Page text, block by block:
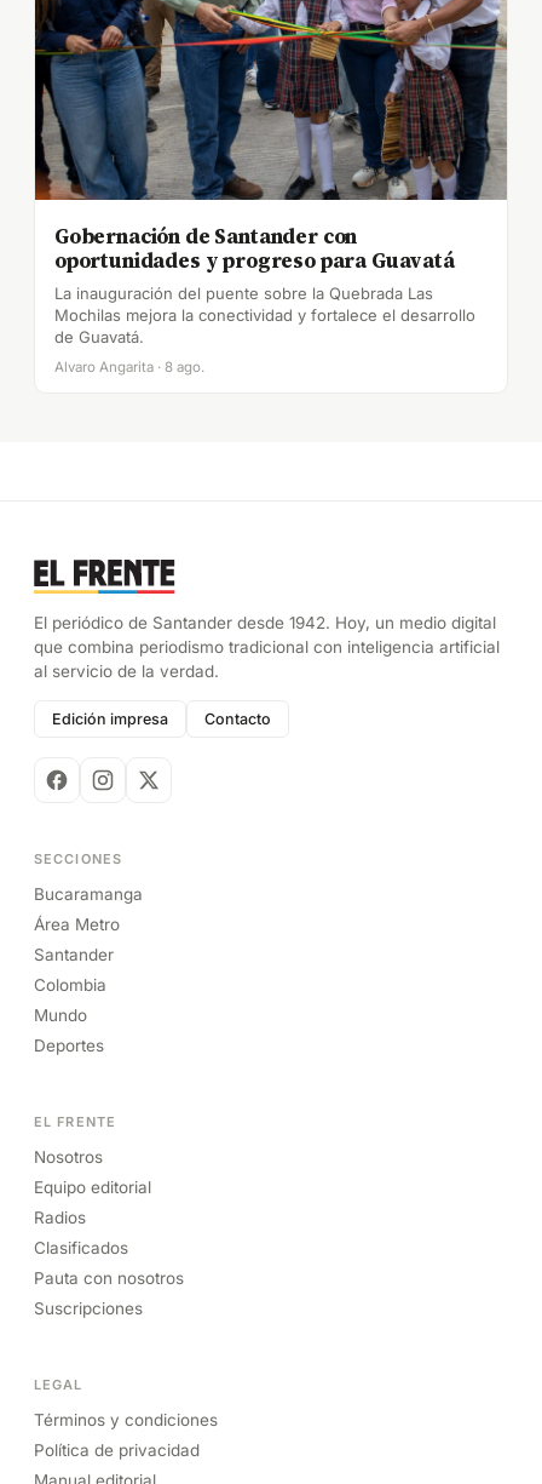
Gobernación de Santander con
oportunidades y progreso para Guavatá
La inauguración del puente sobre la Quebrada Las
Mochilas mejora la conectividad y fortalece el desarrollo
de Guavatá.
Alvaro Angarita · 8 ago.
El periódico de Santander desde 1942. Hoy, un medio digital
que combina periodismo tradicional con inteligencia artificial
al servicio de la verdad.
Edición impresa Contacto
SECCIONES
Bucaramanga
Área Metro
Santander
Colombia
Mundo
Deportes
EL FRENTE
Nosotros
Equipo editorial
Radios
Clasificados
Pauta con nosotros
Suscripciones
LEGAL
Términos y condiciones
Política de privacidad